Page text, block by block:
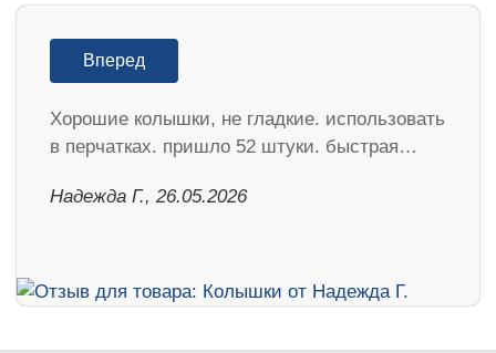
Вперед
Хорошие колышки, не гладкие. использовать
в перчатках. пришло 52 штуки. быстрая…
Надежда Г., 26.05.2026